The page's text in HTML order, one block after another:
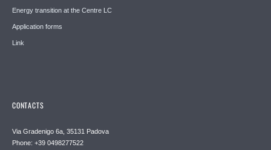
Energy transition at the Centre LC
Application forms
Link
CONTACTS
Via Gradenigo 6a, 35131 Padova
Phone: +39 0498277522